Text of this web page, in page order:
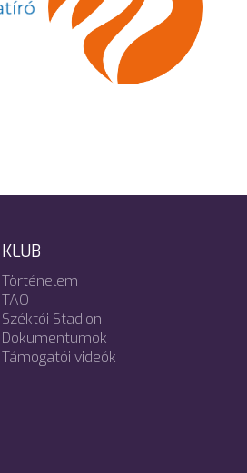
KLUB
Történelem
TAO
Széktói Stadion
Dokumentumok
Támogatói videók